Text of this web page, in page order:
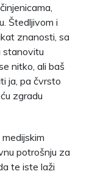
Štedljivom i
znanosti, sa
stanovitu
nitko, ali baš
ja, pa čvrsto
zgradu
potrošnju za
te iste laži